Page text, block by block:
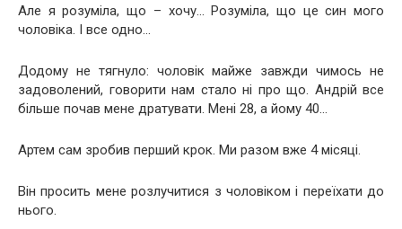
Але я розуміла, що – хочу… Розуміла, що це син мого
чоловіка. І все одно…
Додому не тягнуло: чоловік майже завжди чимось не
задоволений, говорити нам стало ні про що. Андрій все
більше почав мене дратувати. Мені 28, а йому 40…
Артем сам зробив перший крок. Ми разом вже 4 місяці.
Він просить мене розлучитися з чоловіком і переїхати до
нього.